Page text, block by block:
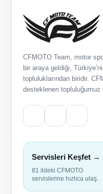
CFMOTO Team, motor
bir araya geldiği,
topluluklarından biridir.
desteklenen topluluğumuz
Servisleri Keşfet →
81 ildeki CFMOTO
servislerine hızlıca ulaş.